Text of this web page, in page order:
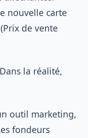
nouvelle carte
(Prix de vente
la réalité,
outil marketing,
fondeurs